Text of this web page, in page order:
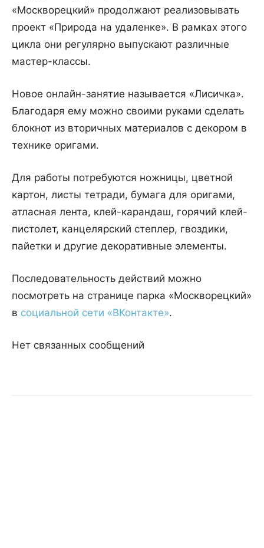
«Москворецкий» продолжают реализовывать
проект «Природа на удаленке». В рамках этого
цикла они регулярно выпускают различные
мастер-классы.
Новое онлайн-занятие называется «Лисичка».
Благодаря ему можно своими руками сделать
блокнот из вторичных материалов с декором в
технике оригами.
Для работы потребуются ножницы, цветной
картон, листы тетради, бумага для оригами,
атласная лента, клей-карандаш, горячий клей-
пистолет, канцелярский степлер, гвоздики,
пайетки и другие декоративные элементы.
Последовательность действий можно
посмотреть на странице парка «Москворецкий»
в социальной сети «ВКонтакте».
Нет связанных сообщений